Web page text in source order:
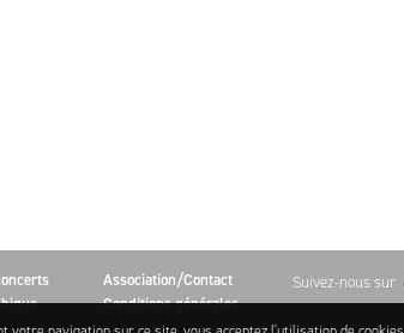
Association/Contact
Conditions générales
Suivez-nous sur